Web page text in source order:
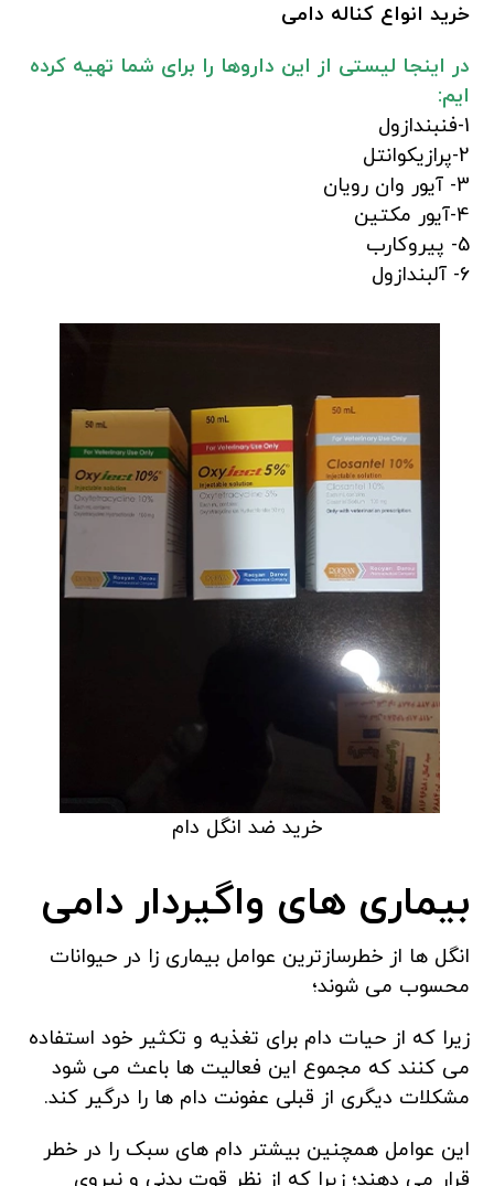
خرید انواع کناله دامی
در اینجا لیستی از این داروها را برای شما تهیه کرده
ایم:
1-فنبندازول
2-پرازیکوانتل
3- آیور وان رویان
4-آیور مکتین
5- پیروکارب
6- آلبندازول
خرید ضد انگل دام
بیماری های واگیردار دامی
انگل ها از خطرسازترین عوامل بیماری زا در حیوانات
محسوب می شوند؛
زیرا که از حیات دام برای تغذیه و تکثیر خود استفاده
می کنند که مجموع این فعالیت ها باعث می شود
مشکلات دیگری از قبلی عفونت دام ها را درگیر کند.
این عوامل همچنین بیشتر دام های سبک را در خطر
قرار می دهند؛ زیرا که از نظر قوت بدنی و نیروی